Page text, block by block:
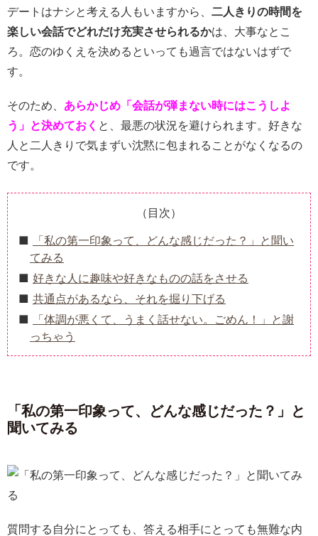
デートはナシと考える人もいますから、 二人きりの時間を
楽しい会話でどれだけ充実させられるかは、大事なとこ
ろ。恋のゆくえを決めるといっても過言ではないはずで
す。
そのため、 あらかじめ「会話が弾まない時にはこうしよ
う」と決めておく と、最悪の状況を避けられます。好きな
人と二人きりで気まずい沈黙に包まれることがなくなるの
です。
（目次）
「私の第一印象って、どんな感じだった？」と聞い
てみる
好きな人に趣味や好きなものの話をさせる
共通点があるなら、それを掘り下げる
「体調が悪くて、うまく話せない。ごめん！」と謝
っちゃう
「私の第一印象って、どんな感じだった？」と
聞いてみる
質問する自分にとっても、答える相手にとっても無難な内